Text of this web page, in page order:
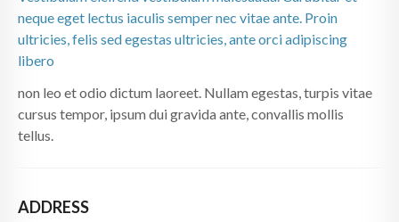
neque eget lectus iaculis semper nec vitae ante. Proin
ultricies, felis sed egestas ultricies, ante orci adipiscing
libero
non leo et odio dictum laoreet. Nullam egestas, turpis vitae
cursus tempor, ipsum dui gravida ante, convallis mollis
tellus.
ADDRESS